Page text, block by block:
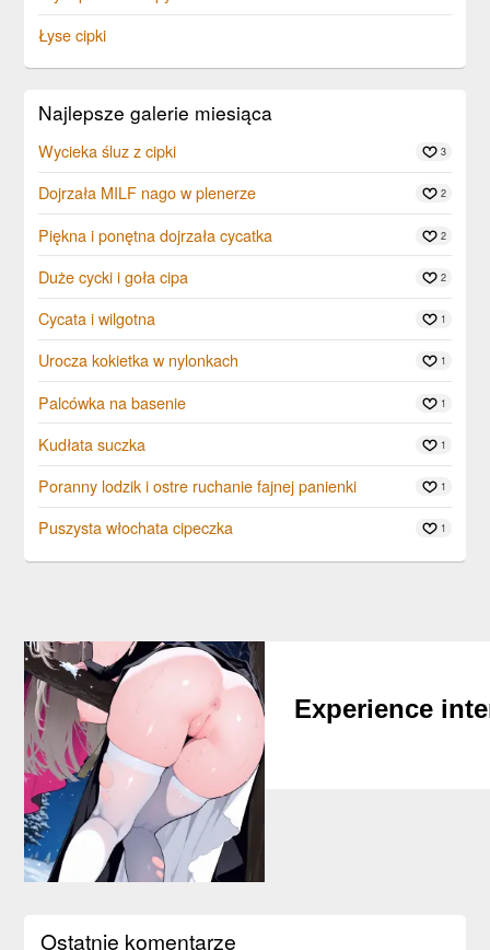
Łyse cipki
Najlepsze galerie miesiąca
Wycieka śluz z cipki 3
Dojrzała MILF nago w plenerze 2
Piękna i ponętna dojrzała cycatka 2
Duże cycki i goła cipa 2
Cycata i wilgotna 1
Urocza kokietka w nylonkach 1
Palcówka na basenie 1
Kudłata suczka 1
Poranny lodzik i ostre ruchanie fajnej panienki 1
Puszysta włochata cipeczka 1
Experience
Ostatnie komentarze